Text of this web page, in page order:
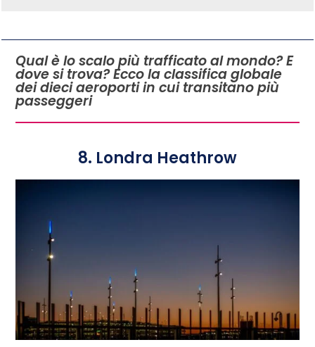
Qual è lo scalo più trafficato al mondo? E
dove si trova? Ecco la classifica globale
dei dieci aeroporti in cui transitano più
passeggeri
8. Londra Heathrow